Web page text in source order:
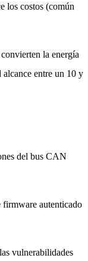
los costos (común
la energía
alcance entre un 10 y
del bus CAN
firmware autenticado
vulnerabilidades